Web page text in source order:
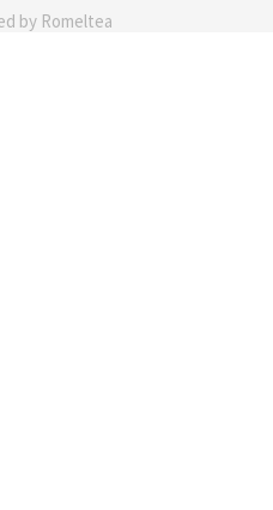
by Romeltea